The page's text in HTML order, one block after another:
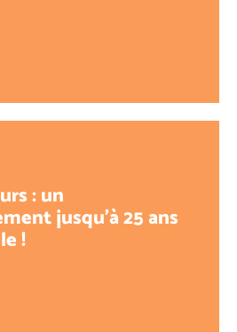
: un
jusqu’à 25 ans
!